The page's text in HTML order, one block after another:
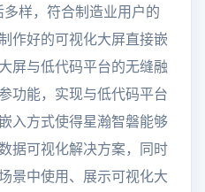
样，符合制造业用户的
作好的可视化大屏直接嵌
屏与低代码平台的无缝融
功能，实现与低代码平台
入方式使得星瀚智磐能够
据可视化解决方案，同时
景中使用、展示可视化大